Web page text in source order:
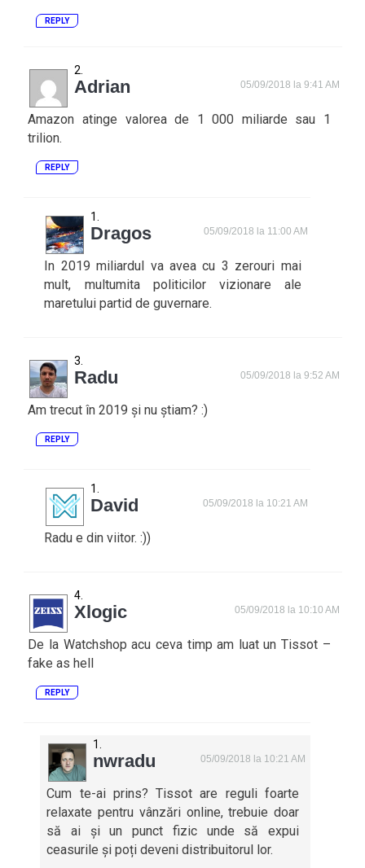
REPLY
Adrian 05/09/2018 la 9:41 AM
Amazon atinge valorea de 1 000 miliarde sau 1
trilion.
REPLY
Dragos 05/09/2018 la 11:00 AM
In 2019 miliardul va avea cu 3 zerouri mai
mult, multumita politicilor vizionare ale
maretului partid de guvernare.
Radu 05/09/2018 la 9:52 AM
Am trecut în 2019 și nu știam? :)
REPLY
David 05/09/2018 la 10:21 AM
Radu e din viitor. :))
Xlogic 05/09/2018 la 10:10 AM
De la Watchshop acu ceva timp am luat un Tissot –
fake as hell
REPLY
nwradu 05/09/2018 la 10:21 AM
Cum te-ai prins? Tissot are reguli foarte
relaxate pentru vânzări online, trebuie doar
să ai și un punct fizic unde să expui
ceasurile și poți deveni distribuitorul lor.